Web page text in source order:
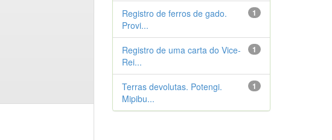
1
Registro de ferros de gado.
Provi...
1
Registro de uma carta do Vice-
Rei...
1
Terras devolutas. Potengi.
Mipibu...